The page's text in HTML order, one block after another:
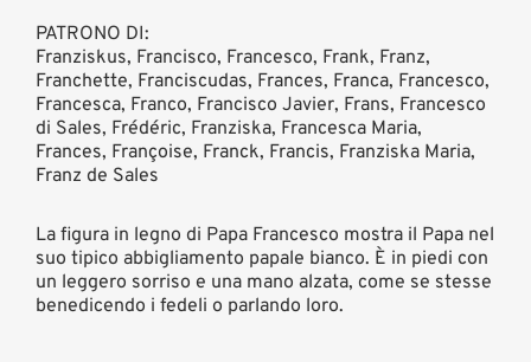
PATRONO DI:
Franziskus, Francisco, Francesco, Frank, Franz,
Franchette, Franciscudas, Frances, Franca, Francesco,
Francesca, Franco, Francisco Javier, Frans, Francesco
di Sales, Frédéric, Franziska, Francesca Maria,
Frances, Françoise, Franck, Francis, Franziska Maria,
Franz de Sales
La figura in legno di Papa Francesco mostra il Papa nel
suo tipico abbigliamento papale bianco. È in piedi con
un leggero sorriso e una mano alzata, come se stesse
benedicendo i fedeli o parlando loro.